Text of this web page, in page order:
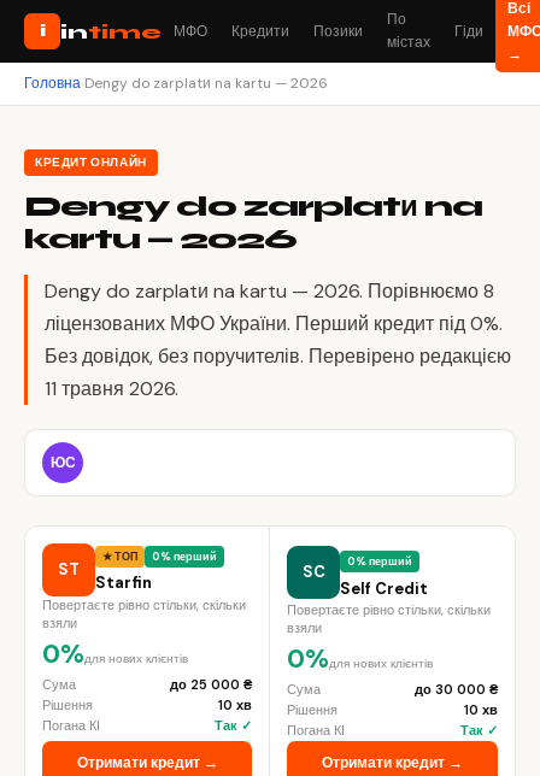
i intime МФО Кредити Позики
По
містах
Гіди
Всі
→
Головна›Dengy do zarplatи na kartu — 2026
КРЕДИТ ОНЛАЙН
Dengy do zarplatи na
kartu — 2026
Dengy do zarplatи na kartu — 2026. Порівнюємо 8
ліцензованих МФО України. Перший кредит під 0%.
Без довідок, без поручителів. Перевірено редакцією
11 травня 2026.
ЮС
ST
★ ТОП 0% перший
Starfin
Повертаєте рівно стільки, скільки
взяли
0%для нових клієнтів
Сума
до 25 000 ₴
Рішення
10 хв
Погана КІ
Так ✓
Отримати кредит →
SC 0% перший
Self Credit
Повертаєте рівно стільки, скільки
взяли
0%для нових клієнтів
Сума
до 30 000 ₴
Рішення
10 хв
Погана КІ
Так ✓
Отримати кредит →